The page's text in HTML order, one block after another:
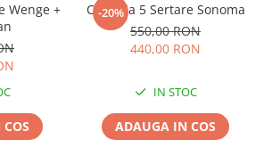
Wenge +
-20%
Comoda 5 Sertare Sonoma
550,00 RON
440,00 RON
IN STOC
ADAUGA IN COS